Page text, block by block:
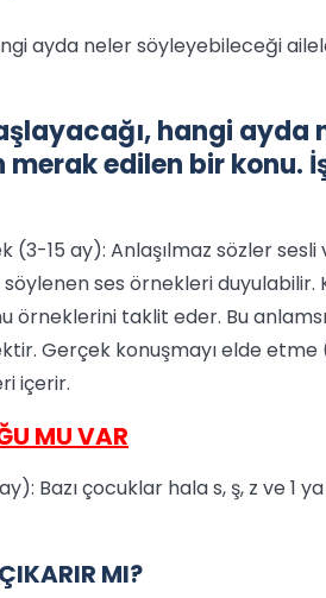
ayda neler söyleyebileceği
hangi ayda
edilen bir konu.
(3-15 ay): Anlaşılmaz sözler
ses örnekleri duyulabilir.
örneklerini taklit eder. Bu
Gerçek konuşmayı elde etme
içerir.
MU VAR
Bazı çocuklar hala s, ş, z ve 1
MI?